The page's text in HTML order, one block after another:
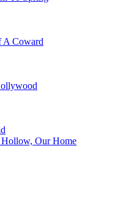
A Coward
Our Home